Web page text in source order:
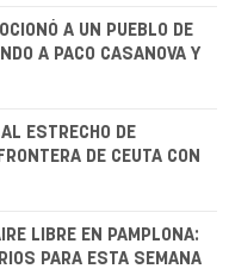
A UN PUEBLO DE
A PACO CASANOVA Y
ESTRECHO DE
DE CEUTA CON
LIBRE EN PAMPLONA:
PARA ESTA SEMANA